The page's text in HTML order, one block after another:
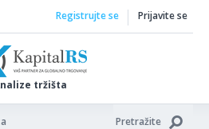
tržišta
Registrujte se Prijavite se
Pretražite